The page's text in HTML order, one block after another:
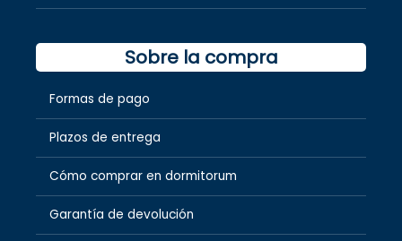
Sobre la compra
Formas de pago
Plazos de entrega
Cómo comprar en dormitorum
Garantía de devolución